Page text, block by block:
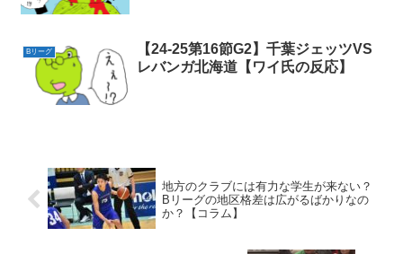
Bリーグ
【24-25第16節G2】千葉ジェッツVS
レバンガ北海道【ワイ氏の反応】
地方のクラブには有力な学生が来ない？
Bリーグの地区格差は広がるばかりなの
か？【コラム】